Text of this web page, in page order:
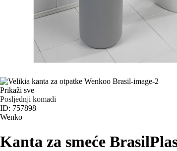
Prikaži sve
Posljednji komadi
ID: 757898
Wenko
Kanta za smeće Brasil